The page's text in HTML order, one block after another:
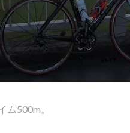
500m。